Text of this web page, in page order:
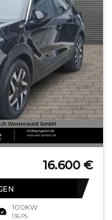
16.600 €
100KW
136 PS